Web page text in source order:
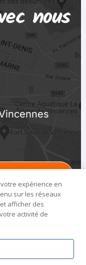
nous
expérience en
sur les réseaux
afficher des
activité de